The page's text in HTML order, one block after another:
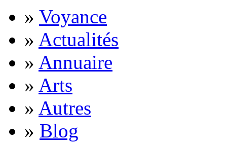
» Voyance
» Actualités
» Annuaire
» Arts
» Autres
» Blog